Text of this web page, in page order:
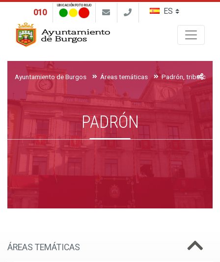
010
UBICACIÓN FOTO ROJO
Ayuntamiento de Burgos Áreas temáticas Padrón, tributos y
PADRÓN
ÁREAS TEMÁTICAS